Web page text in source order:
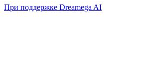
При поддержке Dreamega AI